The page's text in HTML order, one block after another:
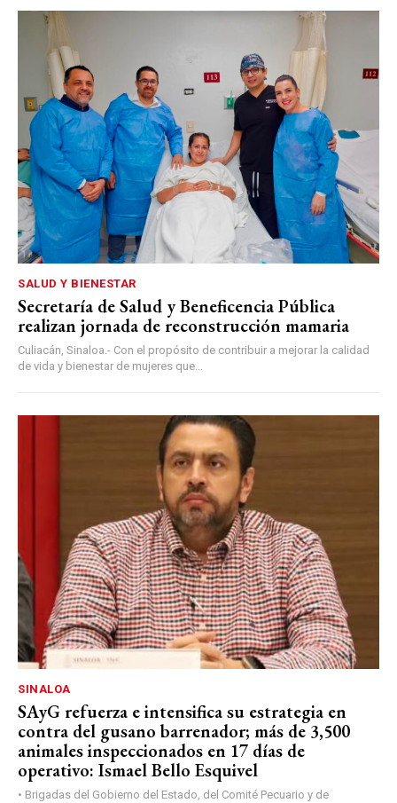
SALUD Y BIENESTAR
Secretaría de Salud y Beneficencia Pública
realizan jornada de reconstrucción mamaria
Culiacán, Sinaloa.- Con el propósito de contribuir a mejorar la calidad
de vida y bienestar de mujeres que...
SINALOA
SAyG refuerza e intensifica su estrategia en
contra del gusano barrenador; más de 3,500
animales inspeccionados en 17 días de
operativo: Ismael Bello Esquivel
• Brigadas del Gobierno del Estado, del Comité Pecuario y de